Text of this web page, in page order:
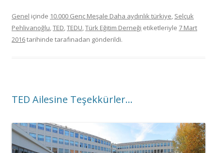
Genel içinde 10.000 Genç Meşale Daha aydınlık türkiye, Selçuk
Pehlivanoğlu,TED,TEDU,Türk Eğitim Derneği etiketleriyle 7 Mart
2016tarihinde tarafınadan gönderildi.
TED Ailesine Teşekkürler…